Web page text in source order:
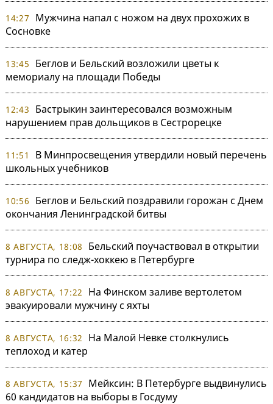
14:27
Мужчина напал с ножом на двух прохожих в
Сосновке
13:45
Беглов и Бельский возложили цветы к
мемориалу на площади Победы
12:43
Бастрыкин заинтересовался возможным
нарушением прав дольщиков в Сестрорецке
11:51
В Минпросвещения утвердили новый перечень
школьных учебников
10:56
Беглов и Бельский поздравили горожан с Днем
окончания Ленинградской битвы
8 АВГУСТА, 18:08
Бельский поучаствовал в открытии
турнира по следж-хоккею в Петербурге
8 АВГУСТА, 17:22
На Финском заливе вертолетом
эвакуировали мужчину с яхты
8 АВГУСТА, 16:32
На Малой Невке столкнулись
теплоход и катер
8 АВГУСТА, 15:37
Мейксин: В Петербурге выдвинулись
60 кандидатов на выборы в Госдуму